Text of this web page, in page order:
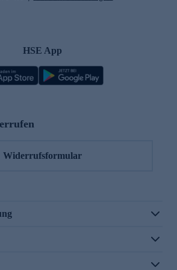
HSE App
Widerrufsformular